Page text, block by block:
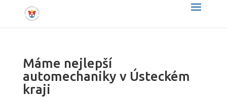
Máme nejlepší
automechaniky v Ústeckém
kraji